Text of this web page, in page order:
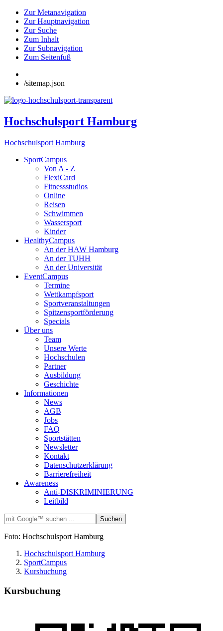
Zur Metanavigation
Zur Hauptnavigation
Zur Suche
Zum Inhalt
Zur Subnavigation
Zum Seitenfuß
/sitemap.json
Hochschulsport Hamburg
Hochschulsport Hamburg
SportCampus
Von A - Z
FlexiCard
Fitnessstudios
Online
Reisen
Schwimmen
Wassersport
Kinder
HealthyCampus
An der HAW Hamburg
An der TUHH
An der Universität
EventCampus
Termine
Wettkampfsport
Sportveranstaltungen
Spitzensportförderung
Specials
Über uns
Team
Unsere Werte
Hochschulen
Partner
Ausbildung
Geschichte
Informationen
News
AGB
Jobs
FAQ
Sportstätten
Newsletter
Kontakt
Datenschutzerklärung
Barrierefreiheit
Awareness
Anti-DISKRIMINIERUNG
Leitbild
Foto: Hochschulsport Hamburg
Hochschulsport Hamburg
SportCampus
Kursbuchung
Kursbuchung